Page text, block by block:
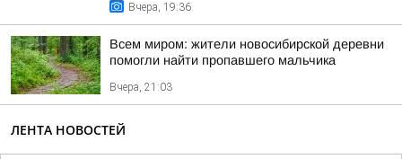
Вчера, 19:36
Всем миром: жители новосибирской деревни
помогли найти пропавшего мальчика
Вчера, 21:03
ЛЕНТА НОВОСТЕЙ